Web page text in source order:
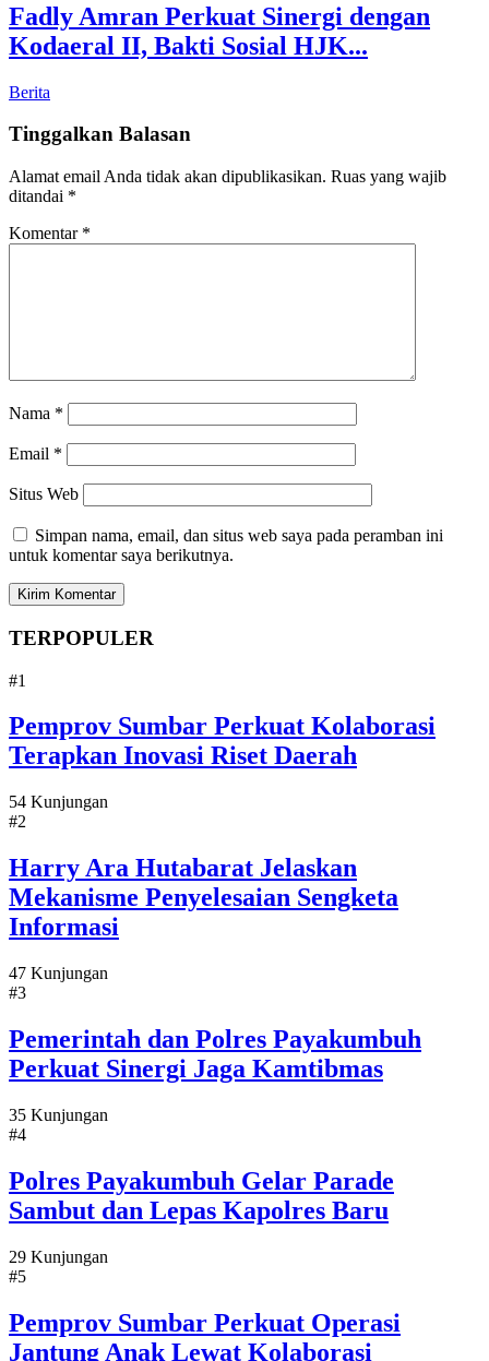
Fadly Amran Perkuat Sinergi dengan
Kodaeral II, Bakti Sosial HJK...
Berita
Tinggalkan Balasan
Alamat email Anda tidak akan dipublikasikan. Ruas yang wajib
ditandai *
Komentar *
Nama *
Email *
Situs Web
Simpan nama, email, dan situs web saya pada peramban ini
untuk komentar saya berikutnya.
TERPOPULER
#1
Pemprov Sumbar Perkuat Kolaborasi
Terapkan Inovasi Riset Daerah
54 Kunjungan
#2
Harry Ara Hutabarat Jelaskan
Mekanisme Penyelesaian Sengketa
Informasi
47 Kunjungan
#3
Pemerintah dan Polres Payakumbuh
Perkuat Sinergi Jaga Kamtibmas
35 Kunjungan
#4
Polres Payakumbuh Gelar Parade
Sambut dan Lepas Kapolres Baru
29 Kunjungan
#5
Pemprov Sumbar Perkuat Operasi
Jantung Anak Lewat Kolaborasi